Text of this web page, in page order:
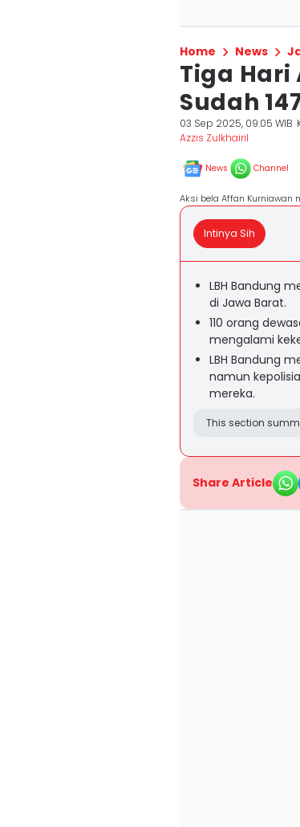
Home News
Tiga Hari
Sudah
03 Sep 2025, 09:05 WIB
Azzis Zulkhairil
News Channel
Aksi bela Affan Kurniawan
Intinya Sih
LBH Bandung
di Jawa Barat.
110 orang
mengalami
LBH Bandung
namun
mereka.
This section
Share Article